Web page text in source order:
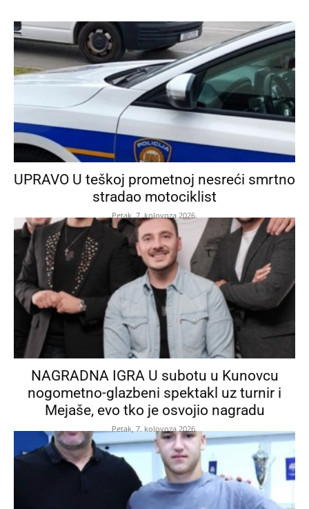
UPRAVO U teškoj prometnoj nesreći smrtno
stradao motociklist
Petak, 7. kolovoza 2026.
NAGRADNA IGRA U subotu u Kunovcu
nogometno-glazbeni spektakl uz turnir i
Mejaše, evo tko je osvojio nagradu
Petak, 7. kolovoza 2026.